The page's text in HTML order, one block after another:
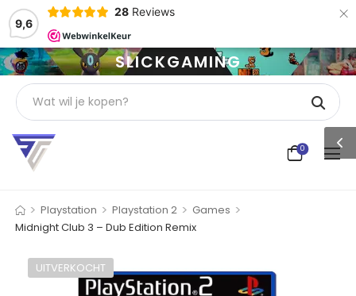
9,6
28 Reviews ×
SLICKGAMING
0
> Playstation > Playstation 2 > Games >
Midnight Club 3 – Dub Edition Remix
UITVERKOCHT